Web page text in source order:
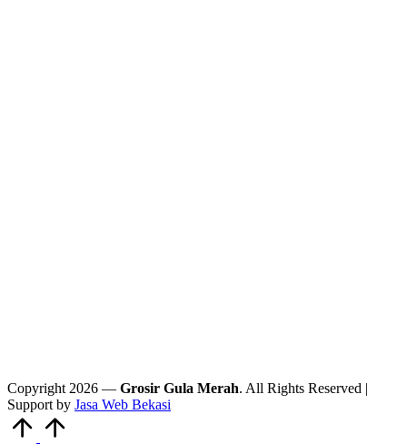
Copyright 2026 — Grosir Gula Merah. All Rights Reserved |
Support by Jasa Web Bekasi